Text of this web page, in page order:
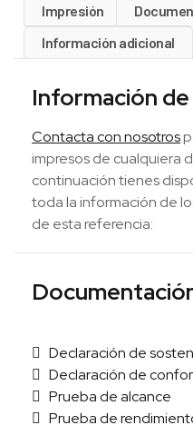
Impresión
Información adicional
Información
Contacta con nosotros
impresos de cualquiera
continuación tienes
toda la información de
de esta referencia:
Declaración de
Declaración de
Prueba de alcance
Prueba de